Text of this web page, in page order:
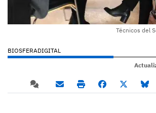
Técnicos del
BIOSFERADIGITAL